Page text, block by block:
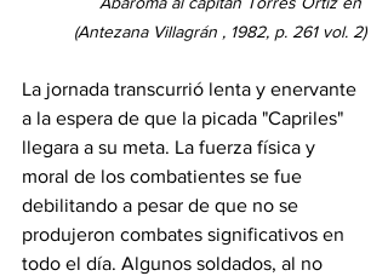
(Antezana Villagrán , 1982, p. 261 vol. 2)
La jornada transcurrió lenta y enervante
a la espera de que la picada "Capriles"
llegara a su meta. La fuerza física y
moral de los combatientes se fue
debilitando a pesar de que no se
produjeron combates significativos en
todo el día. Algunos soldados, al no